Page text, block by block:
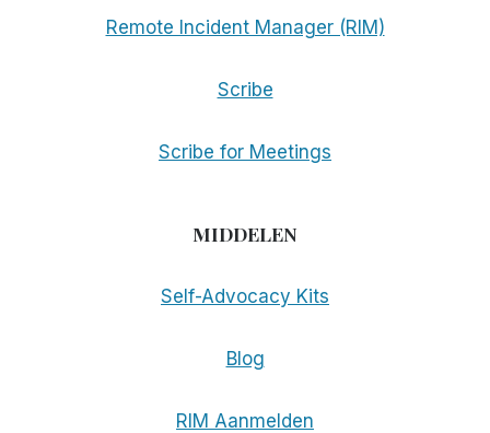
Remote Incident Manager (RIM)
Scribe
Scribe for Meetings
MIDDELEN
Self-Advocacy Kits
Blog
RIM Aanmelden